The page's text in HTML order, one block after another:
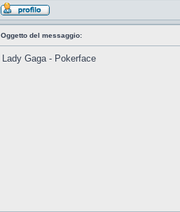
Oggetto del messaggio:
Lady Gaga - Pokerface